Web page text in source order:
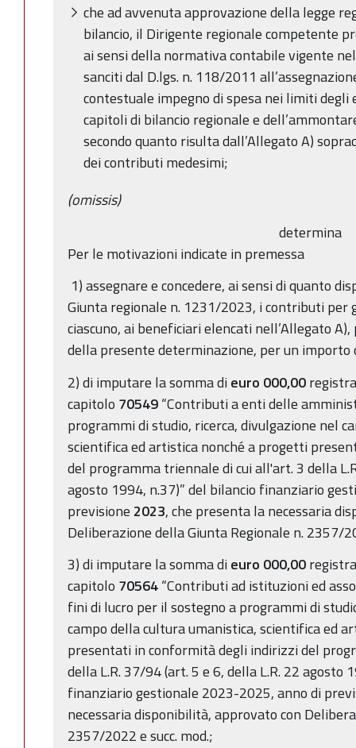
che ad avvenuta approvazione della legge
bilancio, il Dirigente regionale competente
ai sensi della normativa contabile vigente
sanciti dal D.lgs. n. 118/2011
contestuale impegno di spesa nei limiti
capitoli di bilancio regionale e
secondo quanto risulta dall’Allegato A)
dei contributi medesimi;
(omissis)
determina
Per le motivazioni indicate in premessa
1) assegnare e concedere, ai sensi di quanto
Giunta regionale n. 1231/2023, i contributi per
ciascuno, ai beneficiari elencati nell’Allegato
della presente determinazione, per un importo
2) di imputare la somma dieuro 000,00
capitolo 70549“Contributi a enti delle
programmi di studio, ricerca, divulgazione nel
scientifica ed artistica nonché a progetti
del programma triennale di cui all'art. 3 della
agosto 1994, n.37)” del bilancio finanziario
previsione 2023, che presenta la necessaria
Deliberazione della Giunta Regionale n. 2357/
3) di imputare la somma dieuro 000,00
capitolo 70564“Contributi ad istituzioni ed
fini di lucro per il sostegno a programmi di
campo della cultura umanistica, scientifica ed
presentati in conformità degli indirizzi del
della L.R. 37/94 (art. 5 e 6, della L.R. 22 agosto
finanziario gestionale 2023-2025, anno di
necessaria disponibilità, approvato con
2357/2022 e succ. mod.;